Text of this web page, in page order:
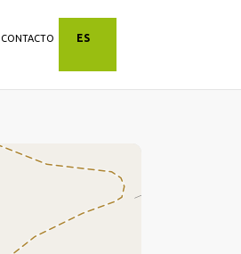
CONTACTO ES